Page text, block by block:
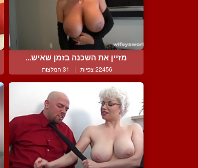
מזיין את השכנה בזמן שאיש...
22456 צפיות | 31 המלצות